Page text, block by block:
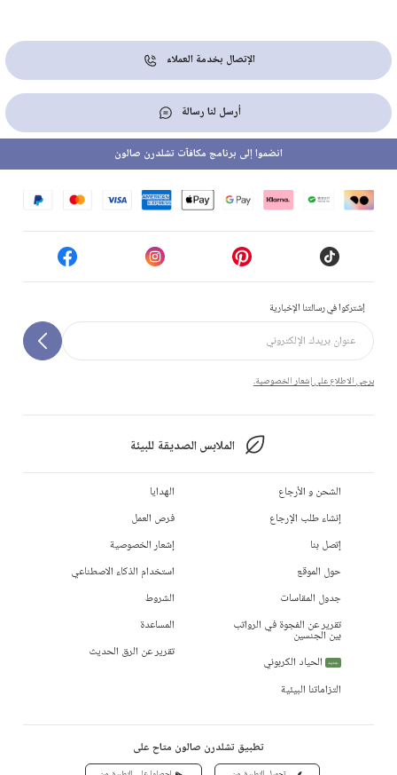
الإتصال بخدمة العملاء
أرسل لنا رسالة
إشتركوا في رسالتنا الإخبارية
يرجى الاطلاع على إشعار الخصوصية.
الملابس الصديقة للبيئة
انضموا إلى برنامج مكافآت تشلدرن صالون
الشحن و الأرجاع
إنشاء طلب الإرجاع
إتصل بنا
حول الموقع
جدول المقاسات
تقرير عن الفجوة في الرواتب
بين الجنسين
جديد
الحياد الكربوني
التزاماتنا البيئية
الهدايا
فرص العمل
إشعار الخصوصية
استخدام الذكاء الاصطناعي
الشروط
المساعدة
تقرير عن الرق الحديث
تطبيق تشلدرن صالون متاح على